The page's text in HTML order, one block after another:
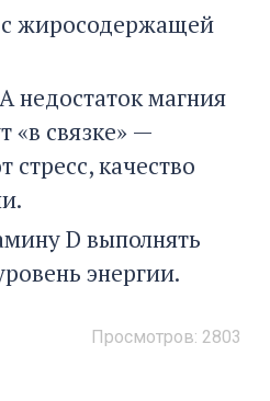
с жиросодержащей
недостаток магния
«в связке» —
качество
D выполнять
энергии.
Просмотров: 2803